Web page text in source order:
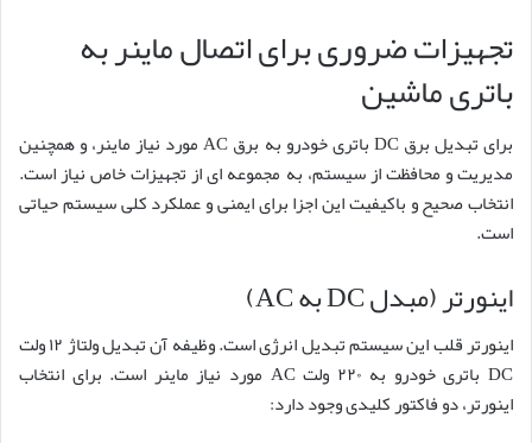
تجهیزات ضروری برای اتصال ماینر به
باتری ماشین
برای تبدیل برق DC باتری خودرو به برق AC مورد نیاز ماینر، و همچنین
مدیریت و محافظت از سیستم، به مجموعه ای از تجهیزات خاص نیاز است.
انتخاب صحیح و باکیفیت این اجزا برای ایمنی و عملکرد کلی سیستم حیاتی
است.
اینورتر (مبدل DC به AC)
اینورتر قلب این سیستم تبدیل انرژی است. وظیفه آن تبدیل ولتاژ ۱۲ ولت
DC باتری خودرو به ۲۲۰ ولت AC مورد نیاز ماینر است. برای انتخاب
اینورتر، دو فاکتور کلیدی وجود دارد: